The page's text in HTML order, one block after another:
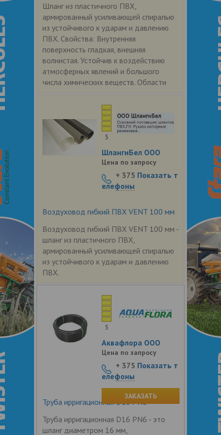
Шланг из пластичного ПВХ,
армированный усиливающей спиралью
из устойчивого к ударам и давлению
ПВХ. Свойства: Внутренняя
поверхность гладкая, внешняя
волнистая. Устойчив к воздействию
атмосферных явлений и большого
числа химических веществ. Области
Воздуховод гибкий ПВХ VENT 100 мм
Воздуховод гибкий ПВХ VENT 100 мм -
шланг из пластичного ПВХ,
армированный усиливающей спиралью
из устойчивого к ударам и давлению
ПВХ.
5
ШлангиБел ООО
Цена по запросу
+ 375 Показать т
елефоны
Труба ирригационная D16 PN6
Труба ирригационная D16 PN6 - это
шланг диаметром 16 мм,
5
Аквафлора ООО
Цена по запросу
+ 375 Показать т
елефоны
ЗАКАЗАТЬ